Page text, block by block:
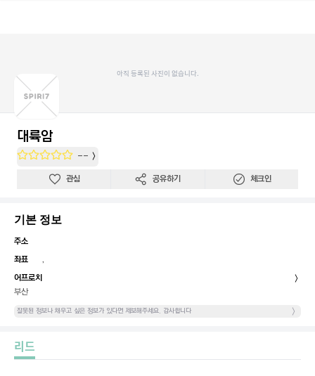
아직 등록된 사진이 없습니다.
대륙암
--
관심
공유하기 체크인
기본 정보
주소
좌표
,
어프로치
부산
잘못된 정보나 채우고 싶은 정보가 있다면 제보해주세요. 감사합니다
리드